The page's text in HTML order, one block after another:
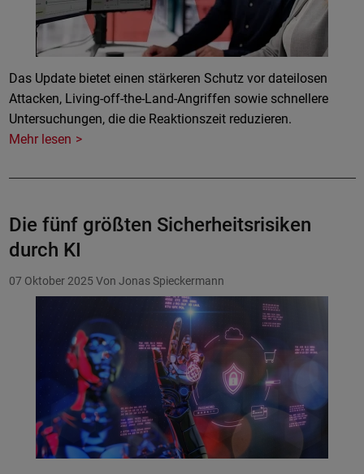
Das Update bietet einen stärkeren Schutz vor dateilosen
Attacken, Living-off-the-Land-Angriffen sowie schnellere
Untersuchungen, die die Reaktionszeit reduzieren.
Mehr lesen
Die fünf größten Sicherheitsrisiken
durch KI
07 Oktober 2025 Von Jonas Spieckermann